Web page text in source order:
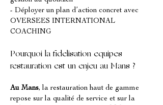
- Déployer un plan d’action concret avec
OVERSEES INTERNATIONAL
COACHING
Pourquoi la fidelisation equipes
restauration est un enjeu au Mans ?
Au Mans, la restauration haut de gamme
repose sur la qualité de service et sur la